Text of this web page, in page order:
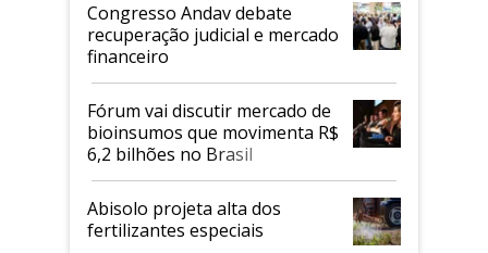
Congresso Andav debate
recuperação judicial e mercado
financeiro
Fórum vai discutir mercado de
bioinsumos que movimenta R$
6,2 bilhões no Brasil
Abisolo projeta alta dos
fertilizantes especiais